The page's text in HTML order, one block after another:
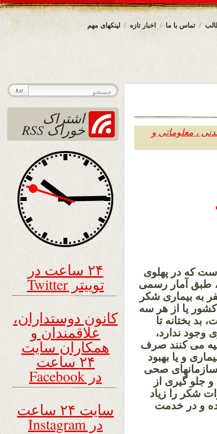
لینکهای مهم اخبار تازه تماس با ما
، معلوماتی و
که در پهلوی
طبق آمار رسمی
در کانادا 10 ملیون نفر به بیماری شکر
کل نفوس کشور یا از هر سه
بد بختانه تا
وجود ندارد،
می کنند صرف
و یا بهبود
سازمانهای صحی
جلو گیری از
شکر را زیاد
و در خدمت
اشتراک
خوراک RSS
۲۴ ساعت در
توییتر Twitter
کانون دوستداران،
علاقمندان و
همکاران سایت
۲۴ ساعت
در Facebook
سایت ۲۴ ساعت
در Instagram